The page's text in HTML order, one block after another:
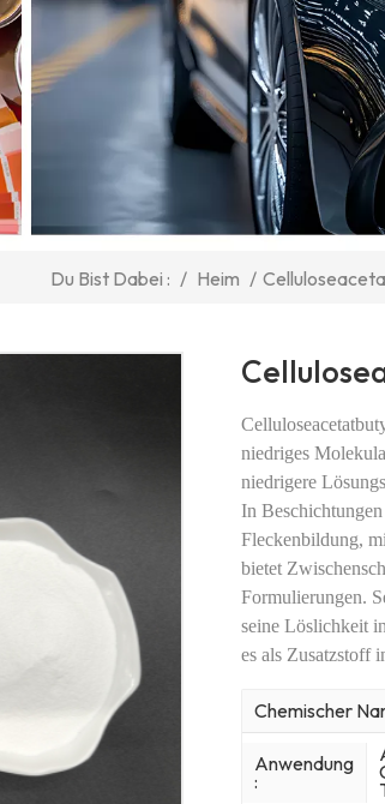
Du Bist Dabei : / Heim /
niedriges
niedrigere
In
Fleckenbildung,
bietet
Formulierungen.
seine Löslichkeit
es als Zusatzstoff
Chemischer
Anwendung
: